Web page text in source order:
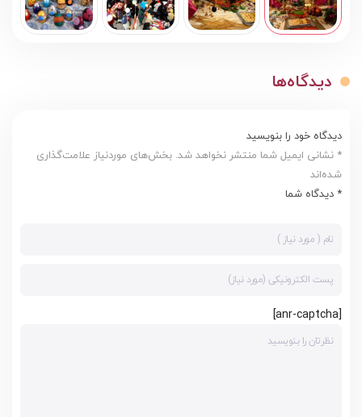
دیدگاه‌ها
دیدگاه خود را بنویسید
* نشانی ایمیل شما منتشر نخواهد شد. بخش‌های موردنیاز علامت‌گذاری
شده‌اند
* دیدگاه شما
[anr-captcha]